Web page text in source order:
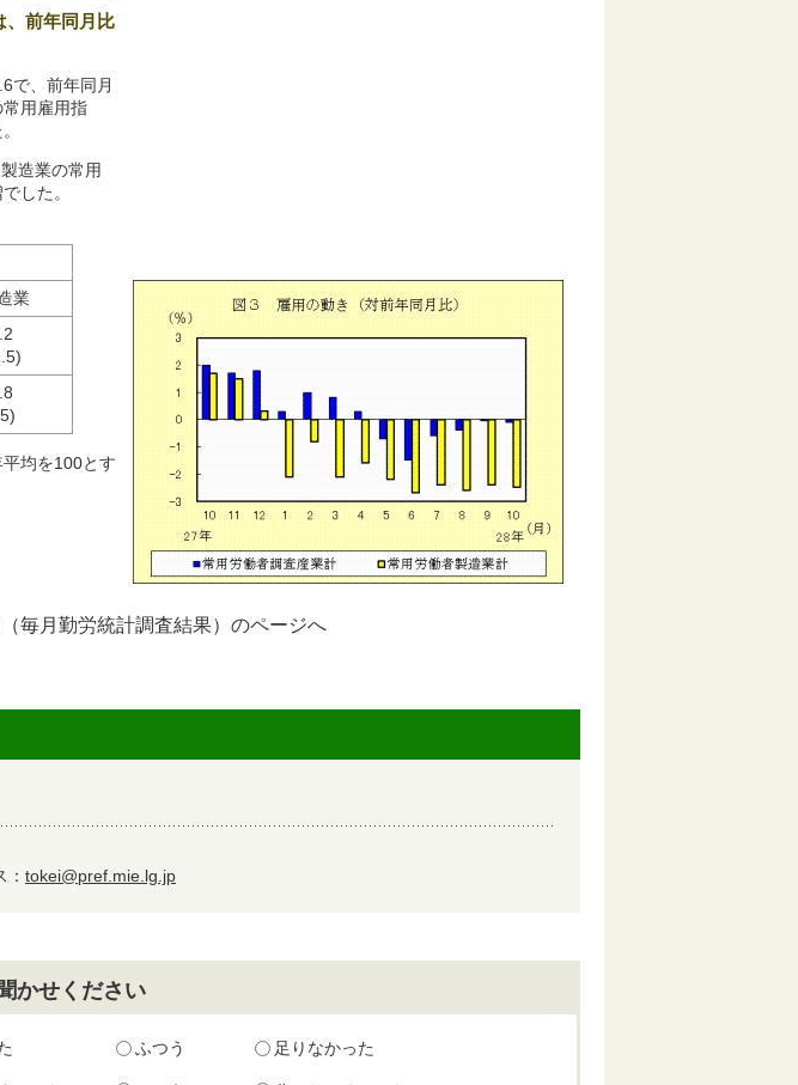
、前年同月比
で、前年同月
用雇用指
造業の常用
した。
業
平均を100とす
毎月勤労統計調査結果）のページへ
tokei@pref.mie.lg.jp
かせください
ふつう 足りなかった